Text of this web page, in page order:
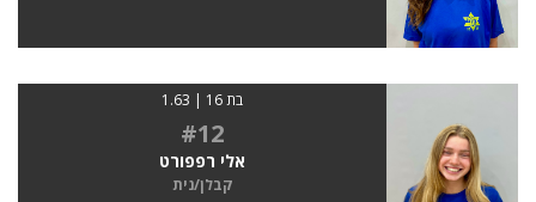
בת 16 | 1.63
#12
אלי רפפורט
קבלן/נית